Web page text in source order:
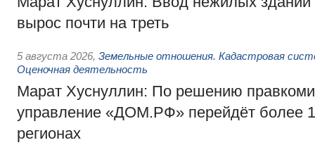
вырос почти на треть
5 августа 2026, Земельные отношения. Кадастровая
Оценочная деятельность
Марат Хуснуллин: По решению
управление «ДОМ.РФ» перейдёт более
регионах